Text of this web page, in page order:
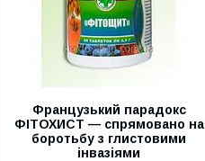
Французький парадокс
ФІТОХИСТ — спрямовано на
боротьбу з глистовими
інвазіями